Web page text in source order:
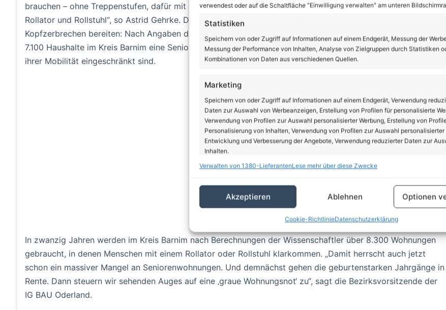
verwendest oder auf die Schaltfläche "Einwilligung verwalten" am unteren
Statistiken
Speichern von oder Zugriff auf Informationen auf einem Endgerät, Messung der
Messung der Performance von Inhalten, Analyse von Zielgruppen durch Statistiken
Kombinationen von Daten aus verschiedenen Quellen.
Marketing
Speichern von oder Zugriff auf Informationen auf einem Endgerät, Verwendung
Daten zur Auswahl von Werbeanzeigen, Erstellung von Profilen für personalisierte
Verwendung von Profilen zur Auswahl personalisierter Werbung, Erstellung von
Personalisierung von Inhalten, Verwendung von Profilen zur Auswahl personalisierter
Entwicklung und Verbesserung der Angebote, Verwendung reduzierter Daten zur
Inhalten.
Abgleichung und Kombination von Daten aus unterschiedlichen Quellen,
Verknüpfung verschiedener Endgeräte, Identifikation von Endgeräten anhand
Gewährleistung der Sicherheit, Verhinderung und Aufdeckung
von Betrug und Fehlerbehebung, Bereitstellung und Anzeige
von Werbung und Inhalten, Ihre Entscheidungen zum
Datenschutz speichern und übermitteln.
Verwalten von 1380-LieferantenLese mehr über diese Zwecke
Akzeptieren Ablehnen Optionen
Cookie-RichtlinieDatenschutzerklärung
brauchen – ohne Treppenstufen, dafür mit bodengleicher Dusche und genügend Platz für das Rangieren mit
Rollator und Rollstuhl“, so Astrid Gehrke. Die Zahlen müssten den Wohnungsbaupolitikern schon jetzt
Kopfzerbrechen bereiten: Nach Angaben des Pestel-Instituts benötigen bereits heute mehr als
7.100 Haushalte im Kreis Barnim eine Seniorenwohnung, weil in ihnen Menschen im Rentenalter leben, die in
ihrer Mobilität eingeschränkt sind.
Anzeige
In zwanzig Jahren werden im Kreis Barnim nach Berechnungen der Wissenschaftler über 8.300 Wohnungen
gebraucht, in denen Menschen mit einem Rollator oder Rollstuhl klarkommen. „Damit herrscht auch jetzt
schon ein massiver Mangel an Seniorenwohnungen. Und demnächst gehen die geburtenstarken Jahrgänge in
Rente. Dann steuern wir sehenden Auges auf eine ‚graue Wohnungsnot‘ zu“, sagt die Bezirksvorsitzende der
IG BAU Oderland.